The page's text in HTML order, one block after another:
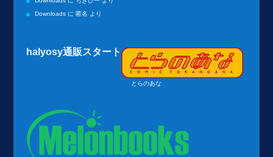
Downloadsに 匿名 より
halyosy通販スタート
とらのあな